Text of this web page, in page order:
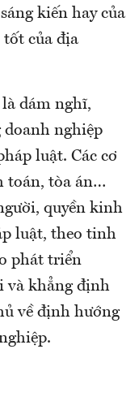
kiến hay của
của địa
dám nghĩ,
nghiệp
luật. Các cơ
toán, tòa án…
quyền kinh
luật, theo tinh
phát triển
và khẳng định
về định hướng